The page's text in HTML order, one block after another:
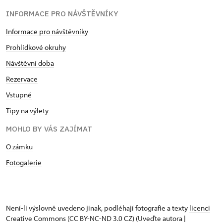
INFORMACE PRO NÁVŠTĚVNÍKY
Informace pro návštěvníky
Prohlídkové okruhy
Návštěvní doba
Rezervace
Vstupné
Tipy na výlety
MOHLO BY VÁS ZAJÍMAT
O zámku
Fotogalerie
Není-li výslovně uvedeno jinak, podléhají fotografie a texty licenci
Creative Commons (CC BY-NC-ND 3.0 CZ) (Uveďte autora |